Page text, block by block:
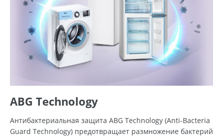
ABG Technology
Антибактериальная защита ABG Technology (Anti-Bacteria
Guard Technology) предотвращает размножение бактерий